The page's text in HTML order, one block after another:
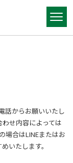
話からお願いいたし
せ内容によっては
場合はLINEまたはお
いたします。